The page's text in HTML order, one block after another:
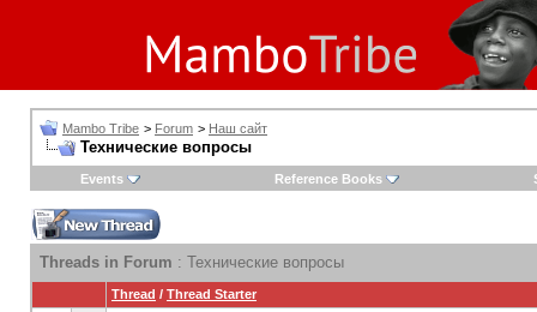
Mambo Tribe > Forum > Наш сайт
Технические вопросы
Events Reference Books
Threads in Forum : Технические вопросы
Thread / Thread Starter